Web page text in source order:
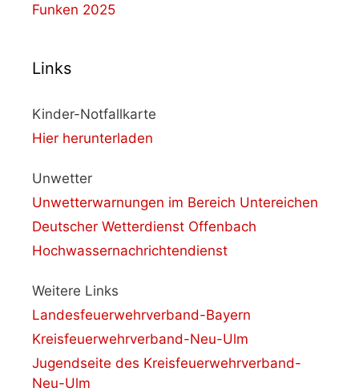
Funken 2025
Links
Kinder-Notfallkarte
Hier herunterladen
Unwetter
Unwetterwarnungen im Bereich Untereichen
Deutscher Wetterdienst Offenbach
Hochwassernachrichtendienst
Weitere Links
Landesfeuerwehrverband-Bayern
Kreisfeuerwehrverband-Neu-Ulm
Jugendseite des Kreisfeuerwehrverband-
Neu-Ulm